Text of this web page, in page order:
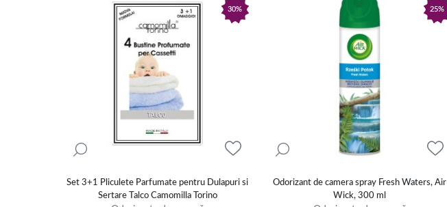
30%
Set 3+1 Pliculete Parfumate pentru Dulapuri si
Sertare Talco Camomilla Torino
25%
Odorizant de camera spray Fresh Waters, Air
Wick, 300 ml